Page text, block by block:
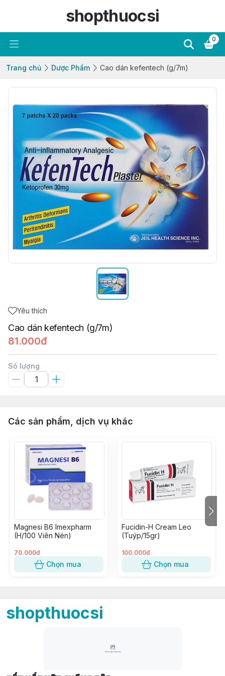
shopthuocsi
0
Trang chủ Dược Phẩm Cao dán kefentech (g/7m)
Yêu thích
Cao dán kefentech (g/7m)
81.000đ
Số lượng
Các sản phẩm, dịch vụ khác
Magnesi B6 Imexpharm
(H/100 Viên Nén)
70.000đ
Chọn mua
Fucidin-H Cream Leo
(Tuýp/15gr)
100.000đ
Chọn mua
shopthuocsi